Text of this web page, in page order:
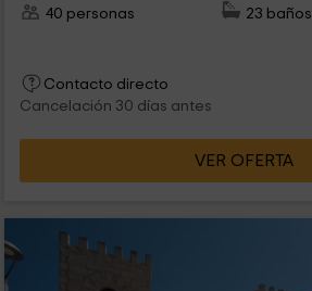
40 personas
23 baños
Contacto directo
Cancelación 30 días antes
VER OFERTA